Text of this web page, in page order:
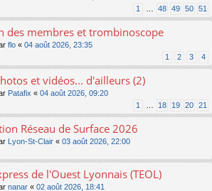
1 48 49 50 51
des membres et trombinoscope
flo « 04 août 2026, 23:35
1 2 3 4
et vidéos... d'ailleurs (2)
Patafix « 04 août 2026, 09:20
1 18 19 20 21
Réseau de Surface 2026
Lyon-St-Clair « 03 août 2026, 22:00
de l'Ouest Lyonnais (TEOL)
nanar « 02 août 2026, 18:41